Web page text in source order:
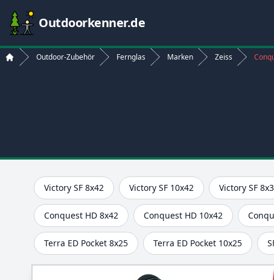
Outdoorkenner.de
Start
Outdoor-Zubehör Fernglas Marken Zeiss
Victory SF 8x42 Victory SF 10x42 Victory SF
Conquest HD 8x42 Conquest HD 10x42
Terra ED Pocket 8x25 Terra ED Pocket 10x25